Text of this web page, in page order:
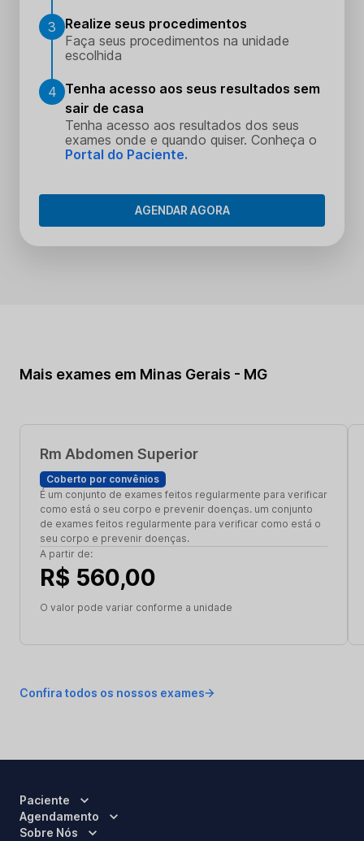
3
Realize seus procedimentos
Faça seus procedimentos na unidade
escolhida
4 Tenha acesso aos seus resultados sem
sair de casa
Tenha acesso aos resultados dos seus
exames onde e quando quiser. Conheça o
Portal do Paciente.
AGENDAR AGORA
Mais exames em Minas Gerais - MG
Rm Abdomen Superior
Coberto por convênios
É um conjunto de exames feitos regularmente para verificar
como está o seu corpo e prevenir doenças. um conjunto
de exames feitos regularmente para verificar como está o
seu corpo e prevenir doenças.
A partir de:
R$ 560,00
O valor pode variar conforme a unidade
Confira todos os nossos exames
Paciente
Agendamento
Sobre Nós